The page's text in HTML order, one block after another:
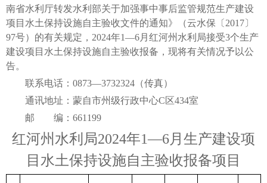
南省水利厅转发水利部关于加强事中事后监管规范生产建设
项目水土保持设施自主验收文件的通知》（云水保〔2017〕
97号）的有关规定，2024年1—6月红河州水利局接受3个生产
建设项目水土保持设施自主验收报备，现将有关情况予以公
告。
联系电话：0873—3732324（传真）
通讯地址：蒙自市州级行政中心C区434室
邮 编：661199
红河州水利局2024年1—6月生产建设项
目水土保持设施自主验收报备项目